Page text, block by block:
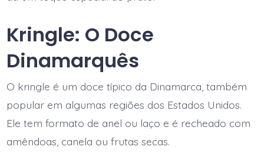
Kringle: O Doce
Dinamarquês
O kringle é um doce típico da Dinamarca, também
popular em algumas regiões dos Estados Unidos.
Ele tem formato de anel ou laço e é recheado com
amêndoas, canela ou frutas secas.